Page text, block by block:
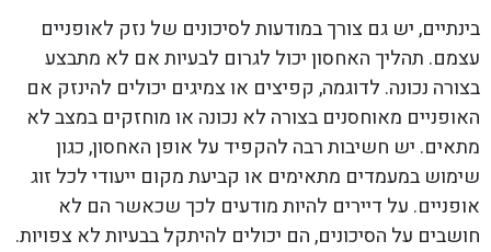
בינתיים, יש גם צורך במודעות לסיכונים של נזק לאופניים
עצמם. תהליך האחסון יכול לגרום לבעיות אם לא מתבצע
בצורה נכונה. לדוגמה, קפיצים או צמיגים יכולים להינזק אם
האופניים מאוחסנים בצורה לא נכונה או מוחזקים במצב לא
מתאים. יש חשיבות רבה להקפיד על אופן האחסון, כגון
שימוש במעמדים מתאימים או קביעת מקום ייעודי לכל זוג
אופניים. על דיירים להיות מודעים לכך שכאשר הם לא
חושבים על הסיכונים, הם יכולים להיתקל בבעיות לא צפויות.